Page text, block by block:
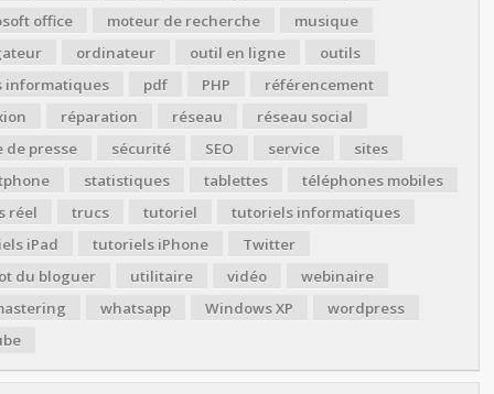
office
moteur de recherche
musique
ordinateur outil en ligne
outils
informatiques
pdf PHP
référencement
réparation réseau
réseau social
de presse
sécurité SEO service
sites
statistiques tablettes
téléphones mobiles
réel
trucs tutoriel
tutoriels informatiques
iPad
tutoriels iPhone
Twitter
du bloguer
utilitaire vidéo
webinaire
whatsapp Windows XP
wordpress